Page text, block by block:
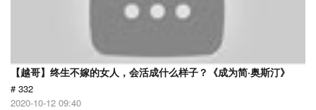
【越哥】终生不嫁的女人，会活成什么样子？《成为简·奥斯汀》
# 332
2020-10-12 09:40